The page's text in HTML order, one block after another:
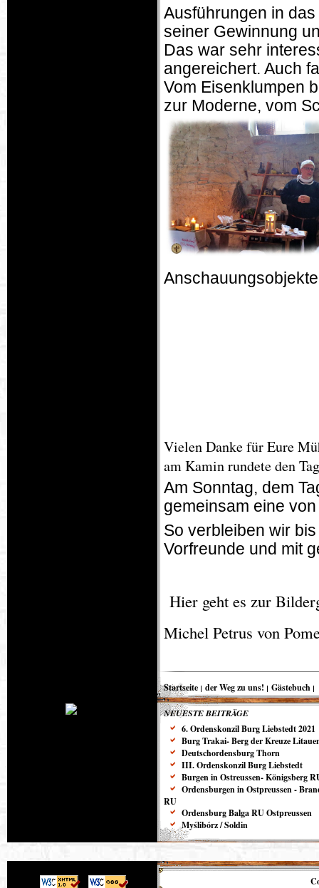
Ausführungen in
seiner Gewinnung
Das war sehr
angereichert. Auch
Vom Eisenklumpen
zur Moderne, vom
Vielen Danke für Eure
am Kamin rundete den
Am Sonntag, dem
gemeinsam eine
So verbleiben wir
Vorfreunde und mit
Hier geht es zur
Michel Petrus von
Startseite der Weg zu uns! Gästebuch
NEUESTE BEITRÄGE
6. Ordenskonzil Burg Liebstedt 2021
Burg Trakai- Berg der Kreuze
Deutschordensburg Thorn
III. Ordenskonzil Burg Liebstedt
Burgen in Ostreussen- Königsberg
Ordensburgen in Ostpreussen -
RU
Ordensburg Balga RU Ostpreussen
Myślibórz / Soldin